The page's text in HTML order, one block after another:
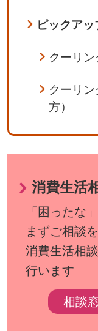
ピックアッ
クーリ
クーリ
方）
消費生活
「困ったな
まずご相談を
消費生活相
行います
相談